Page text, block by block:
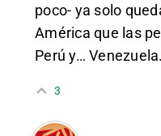
poco- ya solo
América que las
Perú y… Venezuela.
3